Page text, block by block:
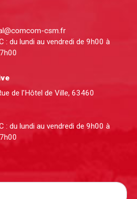
csm.fr
: du lundi au vendredi de 9h00 à
de l'Hôtel de Ville, 63460
: du lundi au vendredi de 9h00 à